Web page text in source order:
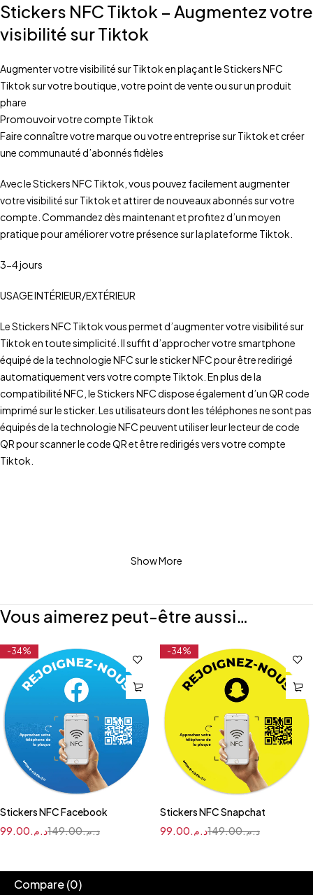
Stickers NFC Tiktok – Augmentez votre
visibilité sur Tiktok
Augmenter votre visibilité sur Tiktok en plaçant le Stickers NFC
Tiktok sur votre boutique, votre point de vente ou sur un produit
phare
Promouvoir votre compte Tiktok
Faire connaître votre marque ou votre entreprise sur Tiktok et créer
une communauté d’abonnés fidèles
Avec le Stickers NFC Tiktok, vous pouvez facilement augmenter
votre visibilité sur Tiktok et attirer de nouveaux abonnés sur votre
compte. Commandez dès maintenant et profitez d’un moyen
pratique pour améliorer votre présence sur la plateforme Tiktok.
3-4 jours
USAGE INTÉRIEUR/EXTÉRIEUR
Le Stickers NFC Tiktok vous permet d’augmenter votre visibilité sur
Tiktok en toute simplicité. Il suffit d’approcher votre smartphone
équipé de la technologie NFC sur le sticker NFC pour être redirigé
automatiquement vers votre compte Tiktok. En plus de la
compatibilité NFC, le Stickers NFC dispose également d’un QR code
imprimé sur le sticker. Les utilisateurs dont les téléphones ne sont pas
équipés de la technologie NFC peuvent utiliser leur lecteur de code
QR pour scanner le code QR et être redirigés vers votre compte
Tiktok.
l’extérieur. Cela permettra à vos clients de scanner la puce
Show More
Vous aimerez peut-être aussi…
-34%
Stickers NFC Facebook
د.م.149.00د.م.99.00
-34%
Stickers NFC Snapchat
د.م.149.00د.م.99.00
Compare(0)